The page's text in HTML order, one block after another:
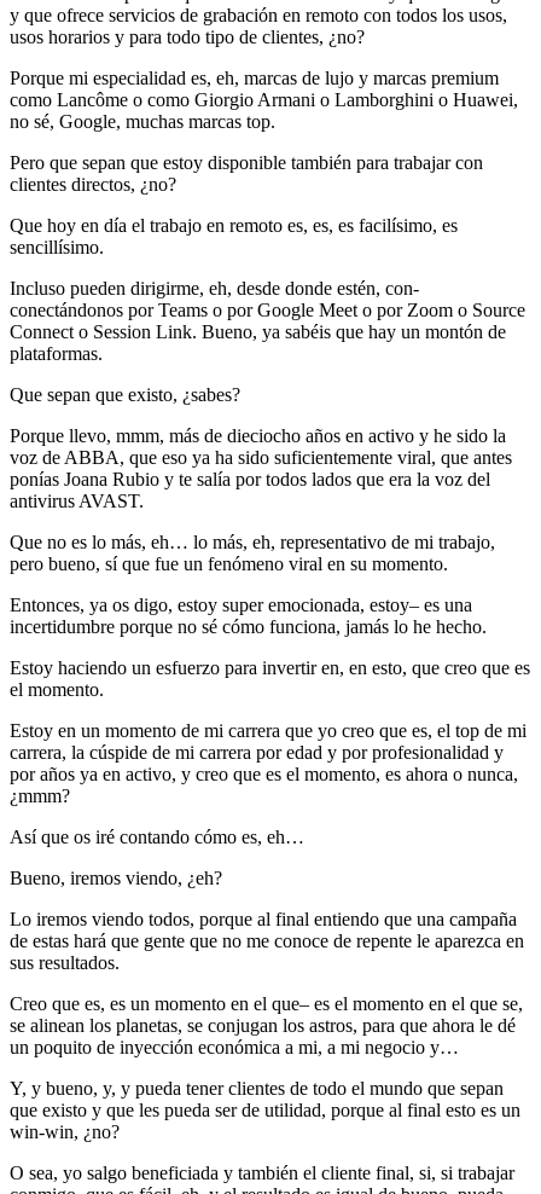
y que ofrece servicios de grabación en remoto con todos los usos,
usos horarios y para todo tipo de clientes, ¿no?
Porque mi especialidad es, eh, marcas de lujo y marcas premium
como Lancôme o como Giorgio Armani o Lamborghini o Huawei,
no sé, Google, muchas marcas top.
Pero que sepan que estoy disponible también para trabajar con
clientes directos, ¿no?
Que hoy en día el trabajo en remoto es, es, es facilísimo, es
sencillísimo.
Incluso pueden dirigirme, eh, desde donde estén, con-
conectándonos por Teams o por Google Meet o por Zoom o Source
Connect o Session Link. Bueno, ya sabéis que hay un montón de
plataformas.
Que sepan que existo, ¿sabes?
Porque llevo, mmm, más de dieciocho años en activo y he sido la
voz de ABBA, que eso ya ha sido suficientemente viral, que antes
ponías Joana Rubio y te salía por todos lados que era la voz del
antivirus AVAST.
Que no es lo más, eh… lo más, eh, representativo de mi trabajo,
pero bueno, sí que fue un fenómeno viral en su momento.
Entonces, ya os digo, estoy super emocionada, estoy– es una
incertidumbre porque no sé cómo funciona, jamás lo he hecho.
Estoy haciendo un esfuerzo para invertir en, en esto, que creo que es
el momento.
Estoy en un momento de mi carrera que yo creo que es, el top de mi
carrera, la cúspide de mi carrera por edad y por profesionalidad y
por años ya en activo, y creo que es el momento, es ahora o nunca,
¿mmm?
Así que os iré contando cómo es, eh…
Bueno, iremos viendo, ¿eh?
Lo iremos viendo todos, porque al final entiendo que una campaña
de estas hará que gente que no me conoce de repente le aparezca en
sus resultados.
Creo que es, es un momento en el que– es el momento en el que se,
se alinean los planetas, se conjugan los astros, para que ahora le dé
un poquito de inyección económica a mi, a mi negocio y…
Y, y bueno, y, y pueda tener clientes de todo el mundo que sepan
que existo y que les pueda ser de utilidad, porque al final esto es un
win-win, ¿no?
O sea, yo salgo beneficiada y también el cliente final, si, si trabajar